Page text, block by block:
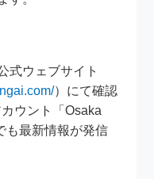
式ウェブサイト
）にて確認
ウント「Osaka
も最新情報が発信